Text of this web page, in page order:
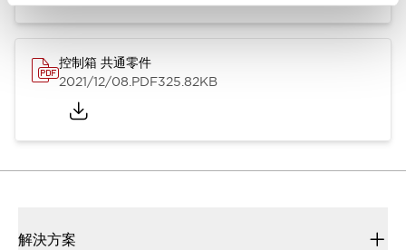
控制箱 共通零件
2021/12/08.PDF325.82KB
解決方案